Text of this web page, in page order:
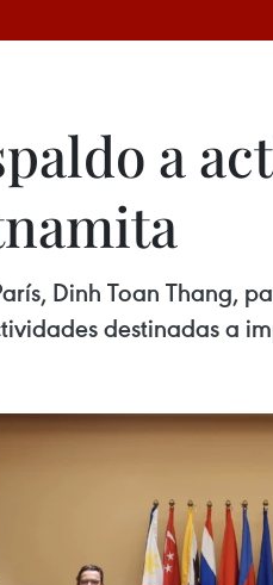
a
Dinh Toan Thang,
destinadas a